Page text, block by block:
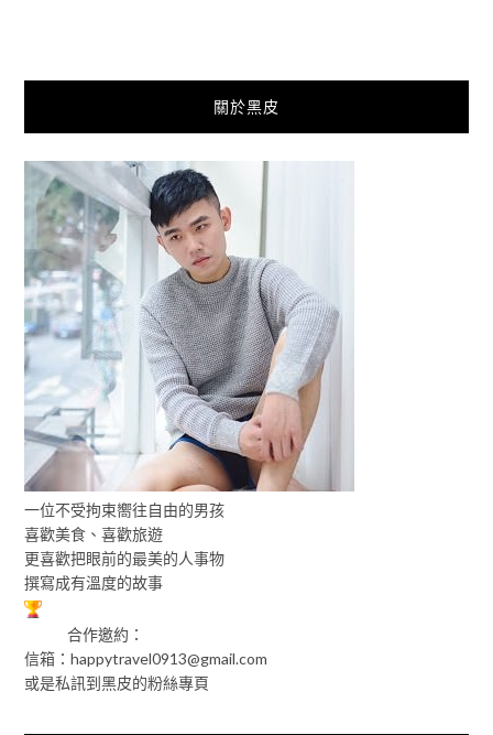
關於黑皮
一位不受拘束嚮往自由的男孩
喜歡美食、喜歡旅遊
更喜歡把眼前的最美的人事物
撰寫成有溫度的故事
合作邀約：
信箱：happytravel0913@gmail.com
或是私訊到黑皮的粉絲專頁